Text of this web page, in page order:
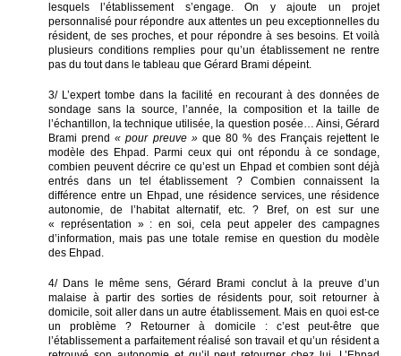
lesquels l’établissement s’engage. On y ajoute un projet
personnalisé pour répondre aux attentes un peu exceptionnelles du
résident, de ses proches, et pour répondre à ses besoins. Et voilà
plusieurs conditions remplies pour qu’un établissement ne rentre
pas du tout dans le tableau que Gérard Brami dépeint.
3/ L’expert tombe dans la facilité en recourant à des données de
sondage sans la source, l’année, la composition et la taille de
l’échantillon, la technique utilisée, la question posée… Ainsi, Gérard
Brami prend« pour preuve »que 80 % des Français rejettent le
modèle des Ehpad. Parmi ceux qui ont répondu à ce sondage,
combien peuvent décrire ce qu’est un Ehpad et combien sont déjà
entrés dans un tel établissement ? Combien connaissent la
différence entre un Ehpad, une résidence services, une résidence
autonomie, de l’habitat alternatif, etc. ? Bref, on est sur une
« représentation » : en soi, cela peut appeler des campagnes
d’information, mais pas une totale remise en question du modèle
des Ehpad.
4/ Dans le même sens, Gérard Brami conclut à la preuve d’un
malaise à partir des sorties de résidents pour, soit retourner à
domicile, soit aller dans un autre établissement. Mais en quoi est-ce
un problème ? Retourner à domicile : c’est peut-être que
l’établissement a parfaitement réalisé son travail et qu’un résident a